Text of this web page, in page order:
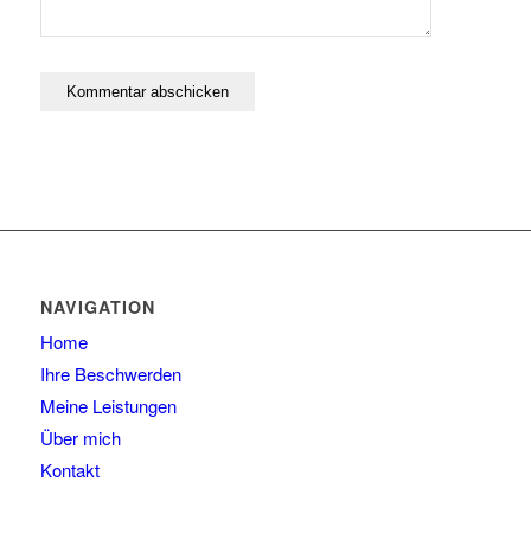
NAVIGATION
Home
Ihre Beschwerden
Meine Leistungen
Über mich
Kontakt